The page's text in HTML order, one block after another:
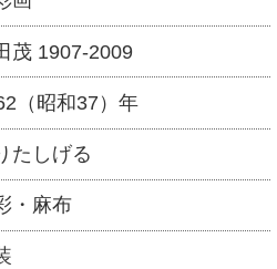
茂 1907-2009
（昭和37）年
たしげる
・麻布